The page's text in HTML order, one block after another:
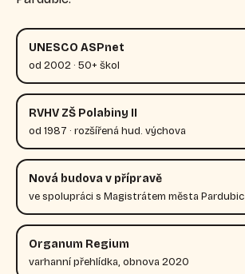
UNESCO ASPnet
od 2002 · 50+ škol
RVHV ZŠ Polabiny II
od 1987 · rozšířená hud. výchova
Nová budova v přípravě
ve spolupráci s Magistrátem města Pardubic
Organum Regium
varhanní přehlídka, obnova 2020